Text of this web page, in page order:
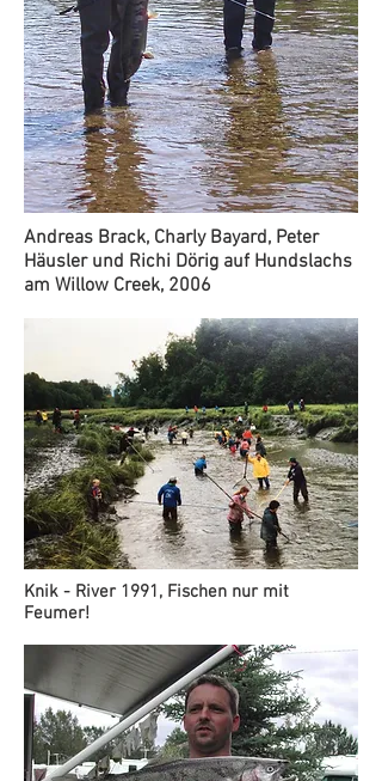
Andreas Brack, Charly Bayard, Peter
Häusler und Richi Dörig auf Hundslachs
am Willow Creek, 2006
Knik - River 1991, Fischen nur mit
Feumer!